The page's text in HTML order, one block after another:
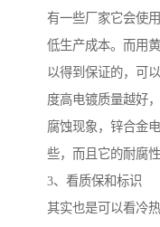
有一些厂家它会使
低生产成本。而用
以得到保证的，可
度高电镀质量越好
腐蚀现象，锌合金
些，而且它的耐腐性
3、看质保和标识
其实也是可以看冷